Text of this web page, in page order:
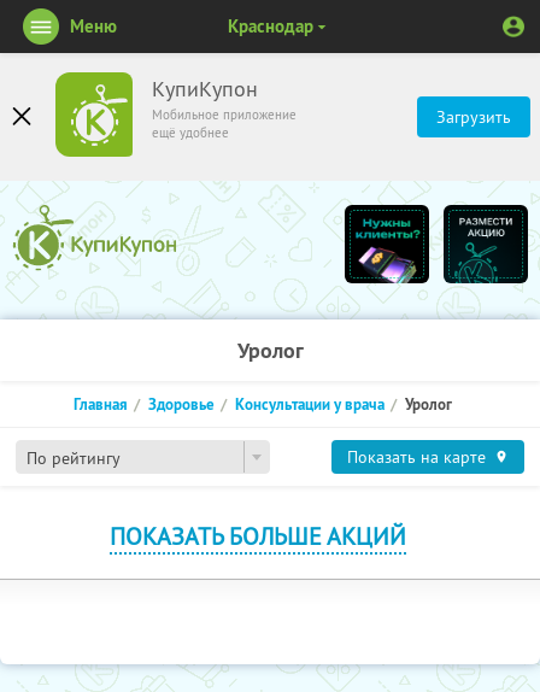
КупиКупон
Мобильное приложение
ещё удобнее
Загрузить
Меню Краснодар
Уролог
По рейтингу
Главная Здоровье Консультации у врача Уролог
Показать на карте
ПОКАЗАТЬ БОЛЬШЕ АКЦИЙ